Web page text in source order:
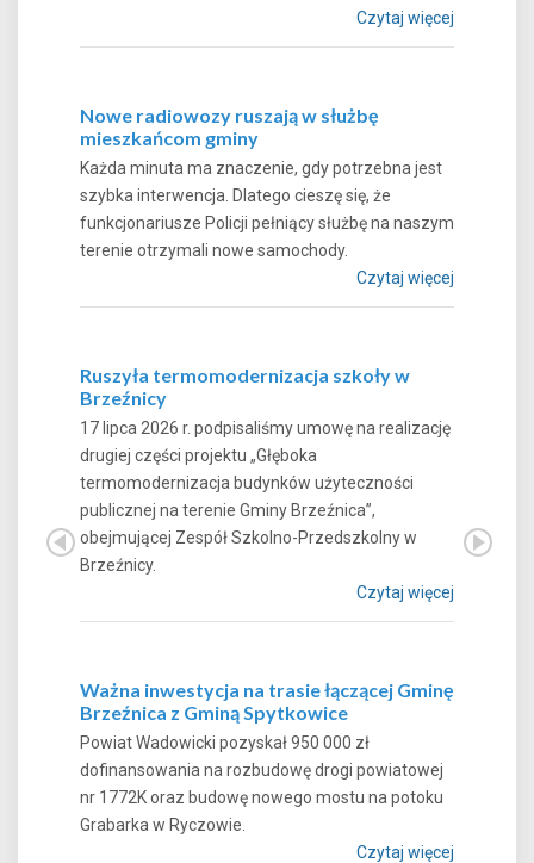
Czytaj więcej
Nowe radiowozy ruszają w służbę
mieszkańcom gminy
Każda minuta ma znaczenie, gdy potrzebna jest
szybka interwencja. Dlatego cieszę się, że
funkcjonariusze Policji pełniący służbę na naszym
terenie otrzymali nowe samochody.
Czytaj więcej
Ruszyła termomodernizacja szkoły w
Brzeźnicy
17 lipca 2026 r. podpisaliśmy umowę na realizację
drugiej części projektu „Głęboka
termomodernizacja budynków użyteczności
publicznej na terenie Gminy Brzeźnica”,
obejmującej Zespół Szkolno-Przedszkolny w
Brzeźnicy.
Czytaj więcej
Ważna inwestycja na trasie łączącej Gminę
Brzeźnica z Gminą Spytkowice
Powiat Wadowicki pozyskał 950 000 zł
dofinansowania na rozbudowę drogi powiatowej
nr 1772K oraz budowę nowego mostu na potoku
Grabarka w Ryczowie.
Czytaj więcej